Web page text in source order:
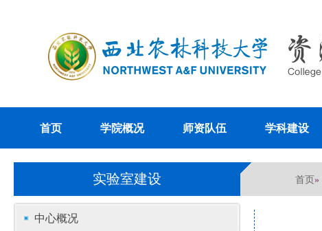
首页 学院概况 师资队伍 学科建设
实验室建设 首页»
中心概况